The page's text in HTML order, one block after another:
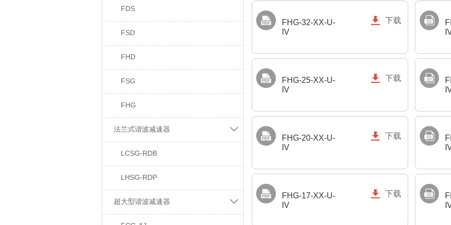
FDS
FSD
FHD
FSG
FHG
法兰式谐波减速器 
LCSG-RDB
LHSG-RDP
超大型谐波减速器 
FHG-32-XX-U-
IV
 下载
FHG-25-XX-U-
IV
 下载
FHG-20-XX-U-
IV
 下载
FHG-17-XX-U-
IV
 下载